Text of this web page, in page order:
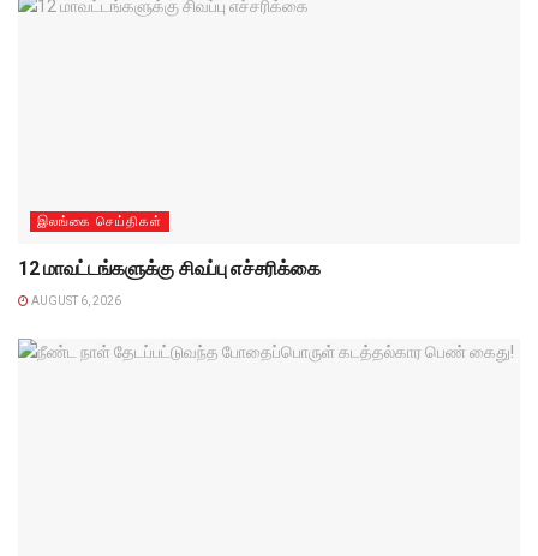
இலங்கை செய்திகள்
12 மாவட்டங்களுக்கு சிவப்பு எச்சரிக்கை
AUGUST 6, 2026